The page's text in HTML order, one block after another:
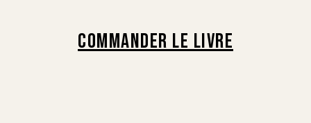
COMMANDER LE LIVRE